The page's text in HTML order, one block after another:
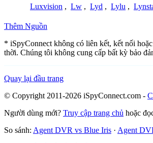
Luxvision , Lw , Lyd , Lylu ,
Thêm Nguồn
* iSpyConnect không có liên kết, kết nối
thời. Chúng tôi không cung cấp bất kỳ bảo
Quay lại đầu trang
© Copyright 2011-2026 iSpyConnect.com -
Người dùng mới? Truy cập trang chủ hoặc
So sánh: Agent DVR vs Blue Iris · Agent